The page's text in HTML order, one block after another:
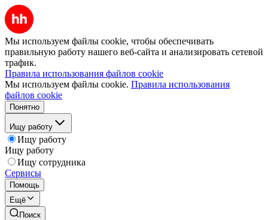
Мы используем файлы cookie, чтобы обеспечивать
правильную работу нашего веб-сайта и анализировать сетевой
трафик.
Правила использования файлов cookie
Мы используем файлы cookie. Правила использования
файлов cookie
Понятно
Ищу работу
Ищу работу
Ищу работу
Ищу сотрудника
Сервисы
Помощь
Ещё
Поиск